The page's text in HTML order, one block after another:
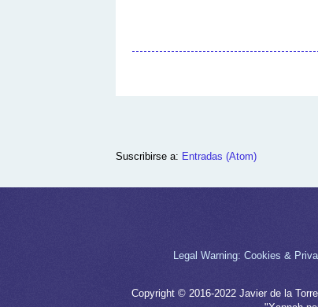
Suscribirse a: Entradas (Atom)
Legal Warning: Cookies &
Copyright © 2016-2022 Javier de la